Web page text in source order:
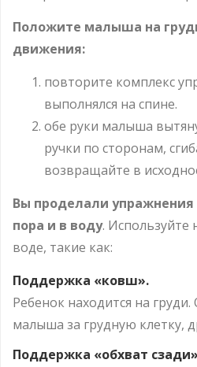
Положите малыша на
движения:
повторите комплекс
выполнялся на спине.
обе руки малыша
ручки по сторонам,
возвращайте в
Вы проделали упражнения
пора и в воду.
воде, такие как:
Поддержка «ковш».
Ребенок находится на
малыша за грудную клетку,
Поддержка «обхват